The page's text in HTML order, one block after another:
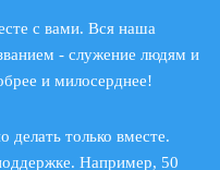
с вами. Вся наша
- служение людям и
и милосерднее!
только вместе.
Например, 50